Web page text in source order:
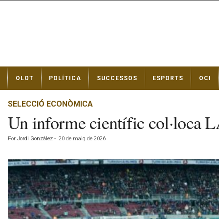
t
OLOT POLÍTICA SUCCESSOS ESPORTS OCI
SELECCIÓ ECONÒMICA
Un informe científic col·loca
Por Jordi González - 20 de maig de 2026